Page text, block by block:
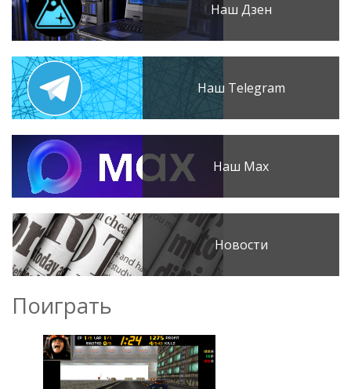
Наш Дзен
Наш Telegram
Наш Max
Новости
Поиграть